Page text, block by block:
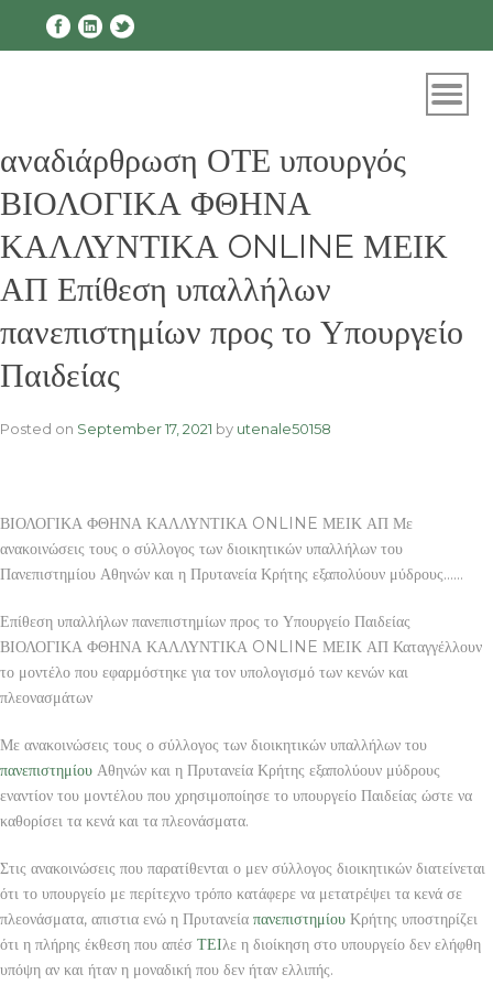
αναδιάρθρωση ΟΤΕ υπουργός
ΒΙΟΛΟΓΙΚΑ ΦΘΗΝΑ
ΚΑΛΛΥΝΤΙΚΑ ONLINE ΜΕΙΚ
ΑΠ Επίθεση υπαλλήλων
πανεπιστημίων προς το Υπουργείο
Παιδείας
Posted on September 17, 2021 by utenale50158
ΒΙΟΛΟΓΙΚΑ ΦΘΗΝΑ ΚΑΛΛΥΝΤΙΚΑ ONLINE ΜΕΙΚ ΑΠ Με
ανακοινώσεις τους ο σύλλογος των διοικητικών υπαλλήλων του
Πανεπιστημίου Αθηνών και η Πρυτανεία Κρήτης εξαπολύουν μύδρους……
Επίθεση υπαλλήλων πανεπιστημίων προς το Υπουργείο Παιδείας
ΒΙΟΛΟΓΙΚΑ ΦΘΗΝΑ ΚΑΛΛΥΝΤΙΚΑ ONLINE ΜΕΙΚ ΑΠ Καταγγέλλουν
το μοντέλο που εφαρμόστηκε για τον υπολογισμό των κενών και
πλεονασμάτων
Με ανακοινώσεις τους ο σύλλογος των διοικητικών υπαλλήλων του
πανεπιστημίου Αθηνών και η Πρυτανεία Κρήτης εξαπολύουν μύδρους
εναντίον του μοντέλου που χρησιμοποίησε το υπουργείο Παιδείας ώστε να
καθορίσει τα κενά και τα πλεονάσματα.
Στις ανακοινώσεις που παρατίθενται ο μεν σύλλογος διοικητικών διατείνεται
ότι το υπουργείο με περίτεχνο τρόπο κατάφερε να μετατρέψει τα κενά σε
πλεονάσματα, απιστια ενώ η Πρυτανεία πανεπιστημίου Κρήτης υποστηρίζει
ότι η πλήρης έκθεση που απέσ ΤΕΙλε η διοίκηση στο υπουργείο δεν ελήφθη
υπόψη αν και ήταν η μοναδική που δεν ήταν ελλιπής.